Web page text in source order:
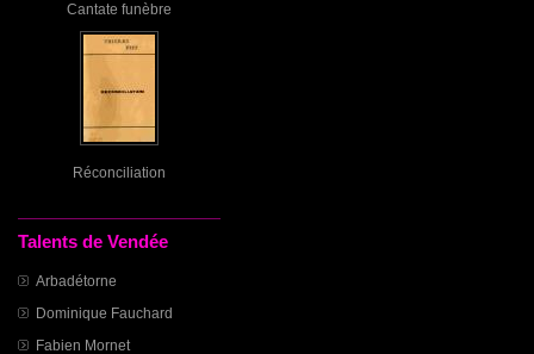
Cantate funèbre
Réconciliation
Talents de Vendée
Arbadétorne
Dominique Fauchard
Fabien Mornet